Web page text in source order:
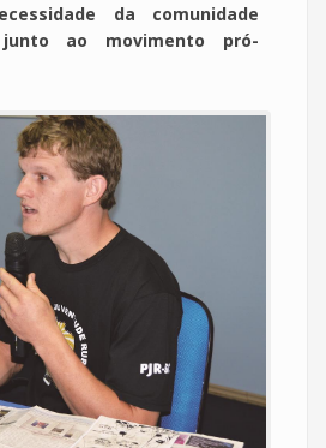
da comunidade
ao movimento pró-